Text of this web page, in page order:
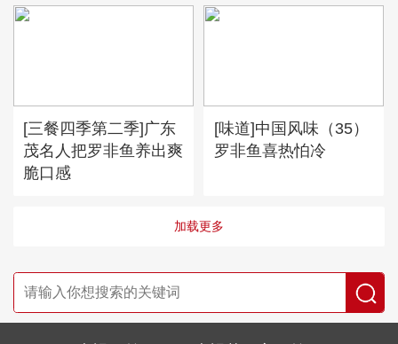
[三餐四季第二季]广东
茂名人把罗非鱼养出爽
脆口感
[味道]中国风味（35）
罗非鱼喜热怕冷
加载更多